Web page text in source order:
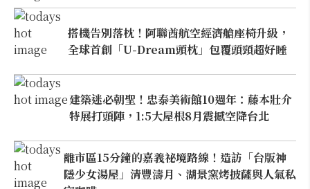
搭機告別落枕！阿聯酋航空經濟艙座椅升級，
全球首創「U-Dream頭枕」包覆頭頸超好睡
建築迷必朝聖！忠泰美術館10週年：藤本壯介
特展打頭陣，1:5大屋根8月震撼空降台北
離市區15分鐘的嘉義祕境路線！造訪「台版神
隱少女湯屋」清豐濤月、湖景窯烤披薩與人氣私